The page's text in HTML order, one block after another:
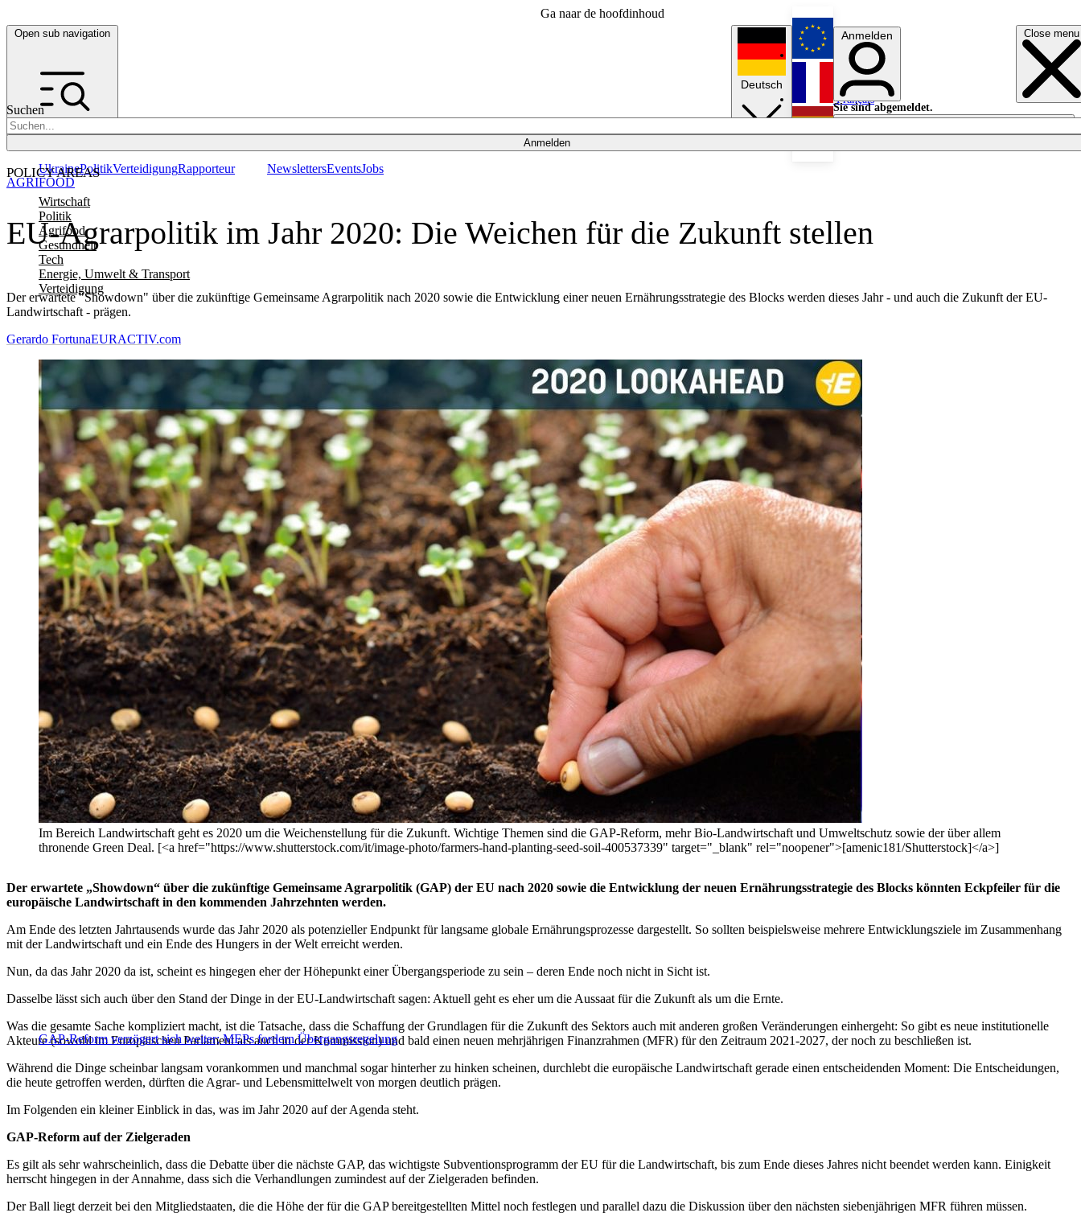
Ga naar de hoofdinhoud
Open sub navigation Close menu
Suchen
Anmelden
POLICY AREAS
Wirtschaft
Politik
Agrifood
Gesundheit
Tech
Energie, Umwelt & Transport
Verteidigung
UkrainePolitikVerteidigungRapporteur NewslettersEventsJobs
Deutsch
English
Français
Anmelden
Sie sind abgemeldet.
Anmelden
Licht aus
EU-Agrarpolitik im Jahr 2020: Die Weichen für die Zukunft stellen
Der erwartete "Showdown" über die zukünftige Gemeinsame Agrarpolitik nach 2020 sowie die Entwicklung einer neuen Ernährungsstrategie des Blocks werden dieses Jahr - und auch die Zukunft der EU-
Landwirtschaft - prägen.
AGRIFOOD
Gerardo FortunaEURACTIV.com
Im Bereich Landwirtschaft geht es 2020 um die Weichenstellung für die Zukunft. Wichtige Themen sind die GAP-Reform, mehr Bio-Landwirtschaft und Umweltschutz sowie der über allem
thronende Green Deal. [<a href="https://www.shutterstock.com/it/image-photo/farmers-hand-planting-seed-soil-400537339" target="_blank" rel="noopener">[amenic181/Shutterstock]</a>]
Der erwartete „Showdown“ über die zukünftige Gemeinsame Agrarpolitik (GAP) der EU nach 2020 sowie die Entwicklung der neuen Ernährungsstrategie des Blocks könnten Eckpfeiler für die
europäische Landwirtschaft in den kommenden Jahrzehnten werden.
Am Ende des letzten Jahrtausends wurde das Jahr 2020 als potenzieller Endpunkt für langsame globale Ernährungsprozesse dargestellt. So sollten beispielsweise mehrere Entwicklungsziele im Zusammenhang
mit der Landwirtschaft und ein Ende des Hungers in der Welt erreicht werden.
Nun, da das Jahr 2020 da ist, scheint es hingegen eher der Höhepunkt einer Übergangsperiode zu sein – deren Ende noch nicht in Sicht ist.
Dasselbe lässt sich auch über den Stand der Dinge in der EU-Landwirtschaft sagen: Aktuell geht es eher um die Aussaat für die Zukunft als um die Ernte.
GAP-Reform verzögert sich weiter; MEPs fordern Übergangsregelung
Was die gesamte Sache kompliziert macht, ist die Tatsache, dass die Schaffung der Grundlagen für die Zukunft des Sektors auch mit anderen großen Veränderungen einhergeht: So gibt es neue institutionelle
Akteure (sowohl im Europäischen Parlament als auch in der Kommission) und bald einen neuen mehrjährigen Finanzrahmen (MFR) für den Zeitraum 2021-2027, der noch zu beschließen ist.
Während die Dinge scheinbar langsam vorankommen und manchmal sogar hinterher zu hinken scheinen, durchlebt die europäische Landwirtschaft gerade einen entscheidenden Moment: Die Entscheidungen,
die heute getroffen werden, dürften die Agrar- und Lebensmittelwelt von morgen deutlich prägen.
Im Folgenden ein kleiner Einblick in das, was im Jahr 2020 auf der Agenda steht.
GAP-Reform auf der Zielgeraden
Es gilt als sehr wahrscheinlich, dass die Debatte über die nächste GAP, das wichtigste Subventionsprogramm der EU für die Landwirtschaft, bis zum Ende dieses Jahres nicht beendet werden kann. Einigkeit
herrscht hingegen in der Annahme, dass sich die Verhandlungen zumindest auf der Zielgeraden befinden.
Der Ball liegt derzeit bei den Mitgliedstaaten, die die Höhe der für die GAP bereitgestellten Mittel noch festlegen und parallel dazu die Diskussion über den nächsten siebenjährigen MFR führen müssen.